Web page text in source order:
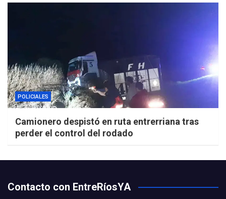
POLICIALES
Camionero despistó en ruta entrerriana tras
perder el control del rodado
Contacto con EntreRíosYA